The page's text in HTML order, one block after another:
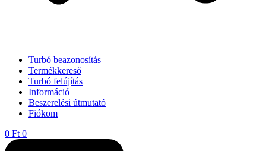
Turbó beazonosítás
Termékkereső
Turbó felújítás
Információ
Beszerelési útmutató
Fiókom
0 Ft 0